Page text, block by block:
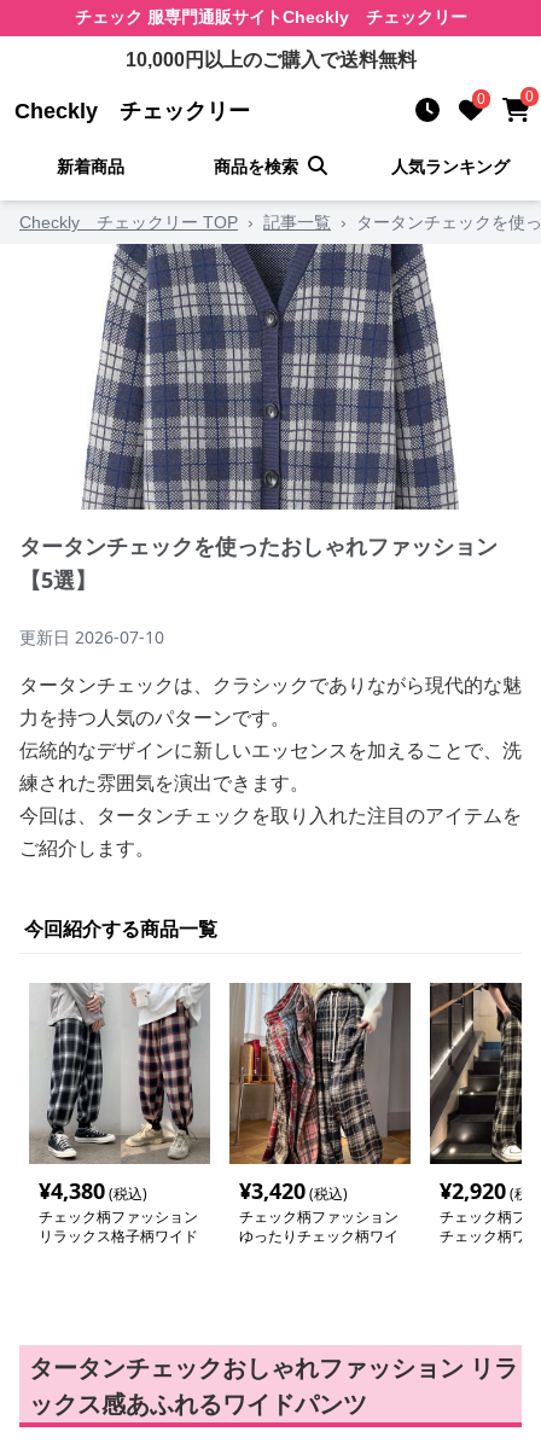
チェック 服専門通販サイトCheckly チェックリー
10,000円以上のご購入で送料無料
Checkly チェックリー 0 0
新着商品 商品を検索 人気ランキング
Checkly チェックリー TOP › 記事一覧 › タータンチェックを使
タータンチェックを使ったおしゃれファッション
【5選】
更新日 2026-07-10
タータンチェックは、クラシックでありながら現代的な魅
力を持つ人気のパターンです。
伝統的なデザインに新しいエッセンスを加えることで、洗
練された雰囲気を演出できます。
今回は、タータンチェックを取り入れた注目のアイテムを
ご紹介します。
今回紹介する商品一覧
¥4,380(税込)
チェック柄ファッション
リラックス格子柄ワイド
¥3,420(税込)
チェック柄ファッション
ゆったりチェック柄ワイ
¥2,920(税
チェック柄フ
チェック柄ワ
タータンチェックおしゃれファッション リラ
ックス感あふれるワイドパンツ